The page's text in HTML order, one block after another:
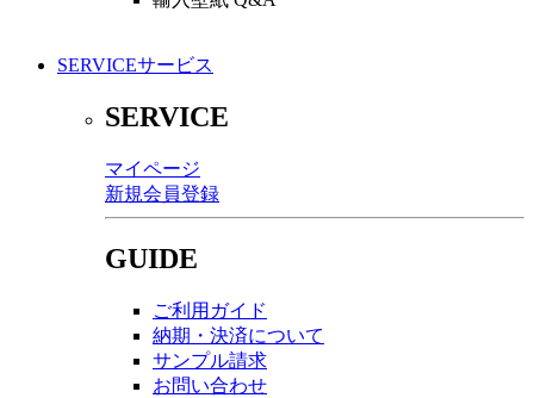
SERVICEサービス
SERVICE
マイページ
新規会員登録
GUIDE
ご利用ガイド
納期・決済について
サンプル請求
お問い合わせ